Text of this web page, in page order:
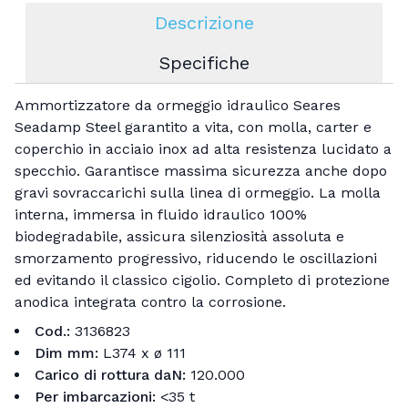
Descrizione
Specifiche
Ammortizzatore da ormeggio idraulico Seares
Seadamp Steel garantito a vita, con molla, carter e
coperchio in acciaio inox ad alta resistenza lucidato a
specchio. Garantisce massima sicurezza anche dopo
gravi sovraccarichi sulla linea di ormeggio. La molla
interna, immersa in fluido idraulico 100%
biodegradabile, assicura silenziosità assoluta e
smorzamento progressivo, riducendo le oscillazioni
ed evitando il classico cigolio. Completo di protezione
anodica integrata contro la corrosione.
Cod.: 3136823
Dim mm: L374 x ø 111
Carico di rottura daN: 120.000
Per imbarcazioni: <35 t